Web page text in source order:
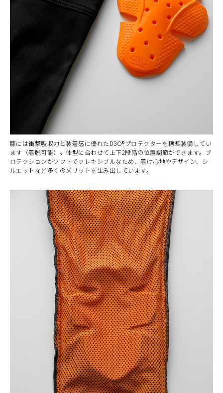
膝には衝撃吸収力と装着感に優れたD3O®プロテクターを標準装備してい
ます（着脱可能）。体型に合わせて上下2段階の位置調節ができます。プ
ロテクションがソフトでフレキシブルなため、着け心地やデザイン、シ
ルエットなど多くのメリットを生み出しています。